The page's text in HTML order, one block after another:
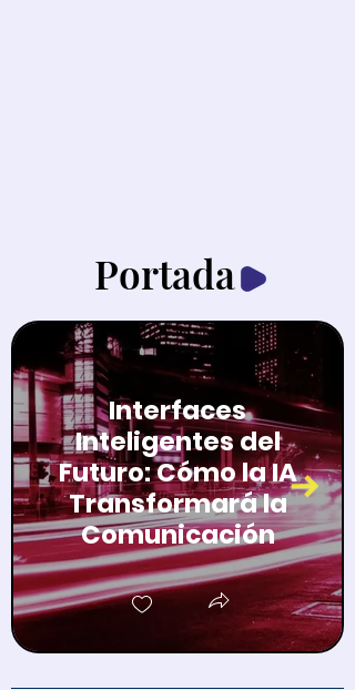
Portada
Interfaces
Inteligentes del
Futuro: Cómo la IA
Transformará la
Comunicación